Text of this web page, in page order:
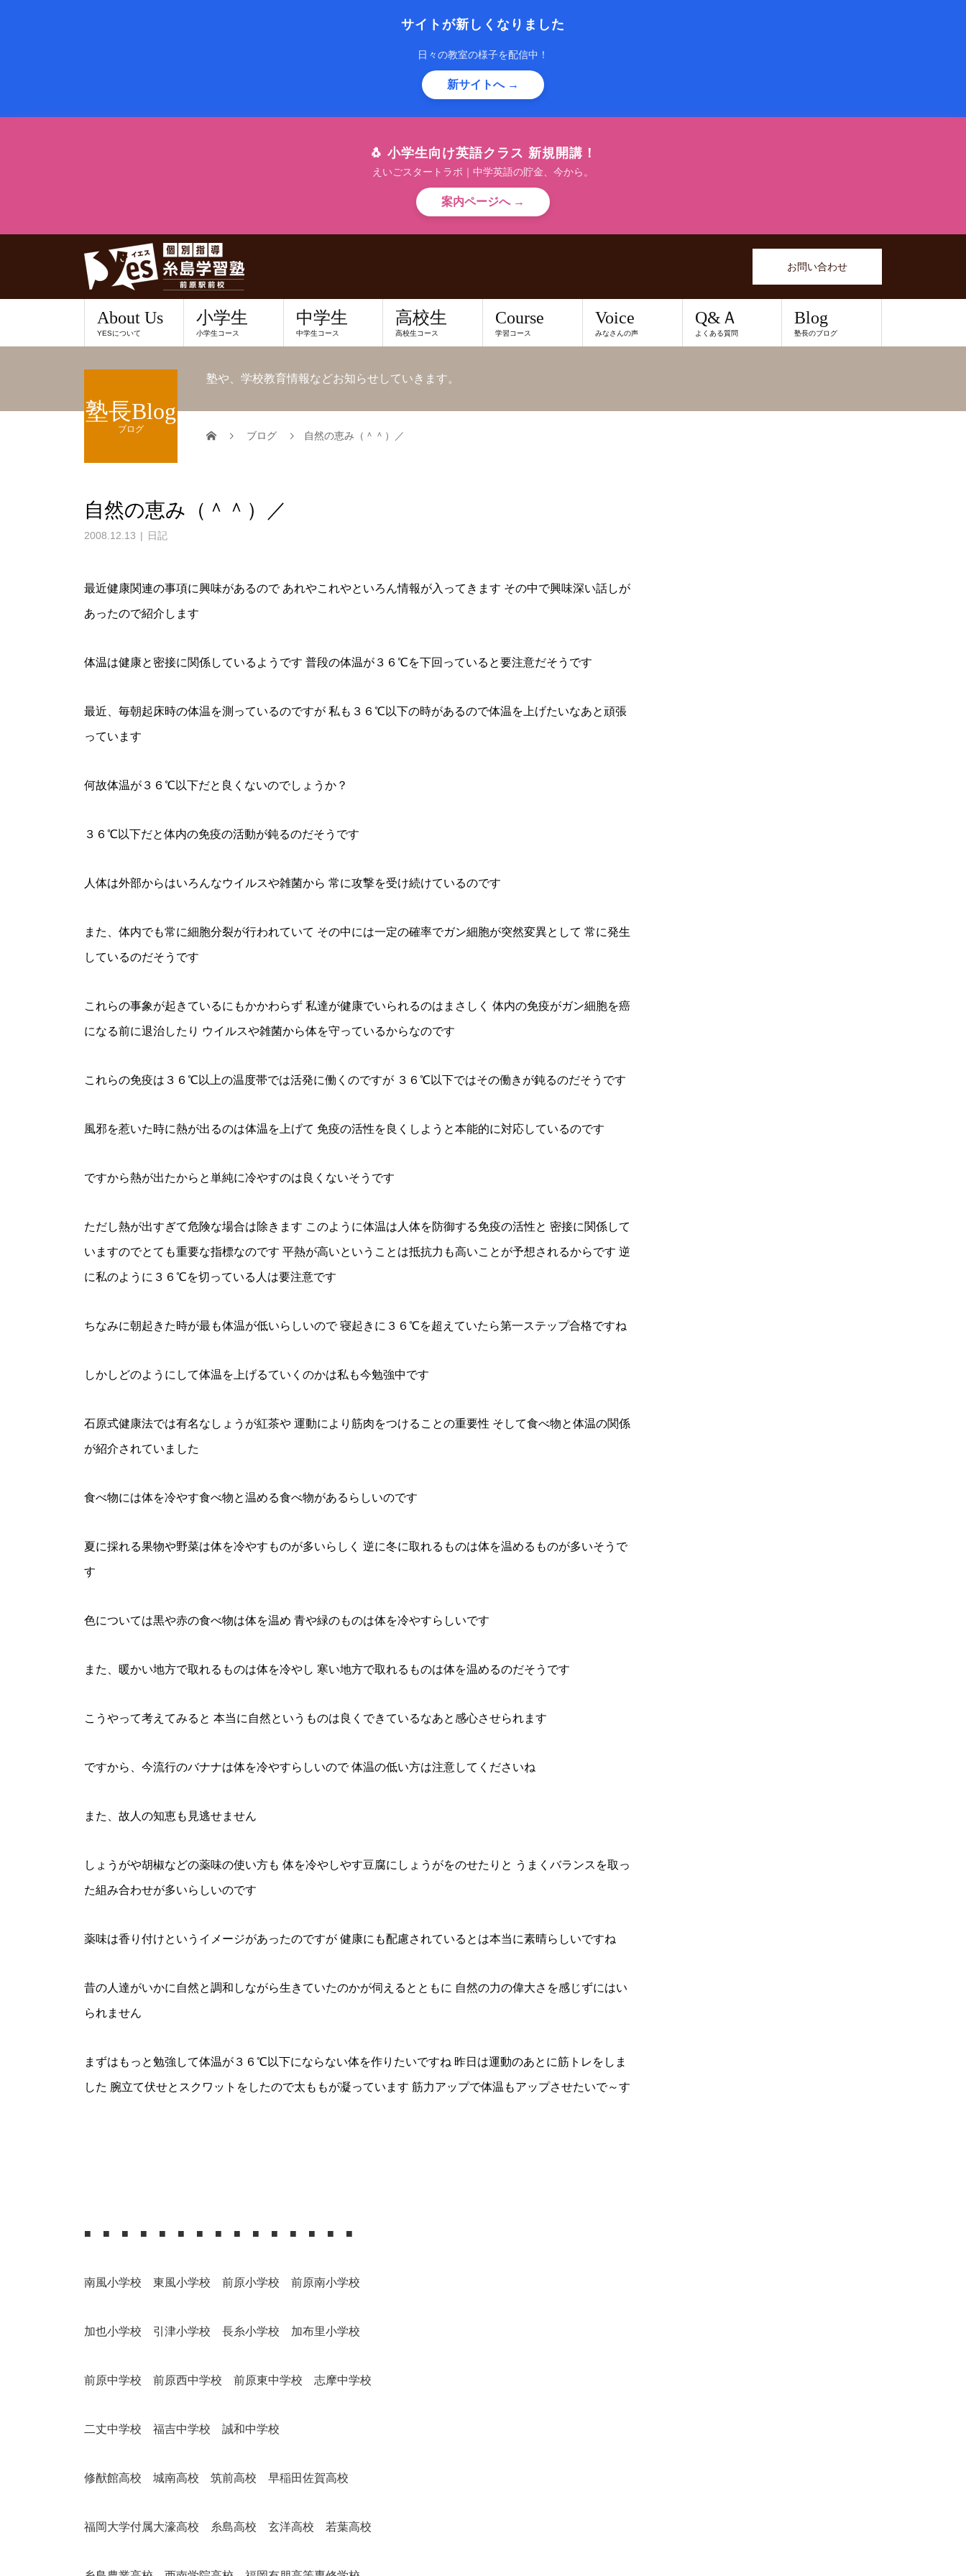
サイトが新しくなりました
日々の教室の様子を配信中！
新サイトへ →
🐧 小学生向け英語クラス 新規開講！
えいごスタートラボ｜中学英語の貯金、今から。
案内ページへ →
お問い合わせ
About Us
YESについて
小学生
小学生コース
中学生
中学生コース
高校生
高校生コース
Course
学習コース
Voice
みなさんの声
Q&Ａ
よくある質問
Blog
塾長のブログ
塾長Blog
ブログ
塾や、学校教育情報などお知らせしていきます。
ブログ 自然の恵み（＾＾）／
自然の恵み（＾＾）／
2008.12.13 日記
最近健康関連の事項に興味があるので あれやこれやといろん情報が入ってきます その中で興味深い話しが
あったので紹介します
体温は健康と密接に関係しているようです 普段の体温が３６℃を下回っていると要注意だそうです
最近、毎朝起床時の体温を測っているのですが 私も３６℃以下の時があるので体温を上げたいなあと頑張
っています
何故体温が３６℃以下だと良くないのでしょうか？
３６℃以下だと体内の免疫の活動が鈍るのだそうです
人体は外部からはいろんなウイルスや雑菌から 常に攻撃を受け続けているのです
また、体内でも常に細胞分裂が行われていて その中には一定の確率でガン細胞が突然変異として 常に発生
しているのだそうです
これらの事象が起きているにもかかわらず 私達が健康でいられるのはまさしく 体内の免疫がガン細胞を癌
になる前に退治したり ウイルスや雑菌から体を守っているからなのです
これらの免疫は３６℃以上の温度帯では活発に働くのですが ３６℃以下ではその働きが鈍るのだそうです
風邪を惹いた時に熱が出るのは体温を上げて 免疫の活性を良くしようと本能的に対応しているのです
ですから熱が出たからと単純に冷やすのは良くないそうです
ただし熱が出すぎて危険な場合は除きます このように体温は人体を防御する免疫の活性と 密接に関係して
いますのでとても重要な指標なのです 平熱が高いということは抵抗力も高いことが予想されるからです 逆
に私のように３６℃を切っている人は要注意です
ちなみに朝起きた時が最も体温が低いらしいので 寝起きに３６℃を超えていたら第一ステップ合格ですね
しかしどのようにして体温を上げるていくのかは私も今勉強中です
石原式健康法では有名なしょうが紅茶や 運動により筋肉をつけることの重要性 そして食べ物と体温の関係
が紹介されていました
食べ物には体を冷やす食べ物と温める食べ物があるらしいのです
夏に採れる果物や野菜は体を冷やすものが多いらしく 逆に冬に取れるものは体を温めるものが多いそうで
す
色については黒や赤の食べ物は体を温め 青や緑のものは体を冷やすらしいです
また、暖かい地方で取れるものは体を冷やし 寒い地方で取れるものは体を温めるのだそうです
こうやって考えてみると 本当に自然というものは良くできているなあと感心させられます
ですから、今流行のバナナは体を冷やすらしいので 体温の低い方は注意してくださいね
また、故人の知恵も見逃せません
しょうがや胡椒などの薬味の使い方も 体を冷やしやす豆腐にしょうがをのせたりと うまくバランスを取っ
た組み合わせが多いらしいのです
薬味は香り付けというイメージがあったのですが 健康にも配慮されているとは本当に素晴らしいですね
昔の人達がいかに自然と調和しながら生きていたのかが伺えるとともに 自然の力の偉大さを感じずにはい
られません
まずはもっと勉強して体温が３６℃以下にならない体を作りたいですね 昨日は運動のあとに筋トレをしま
した 腕立て伏せとスクワットをしたので太ももが凝っています 筋力アップで体温もアップさせたいで～す
■ ■ ■ ■ ■ ■ ■ ■ ■ ■ ■ ■ ■ ■ ■
南風小学校 東風小学校 前原小学校 前原南小学校
加也小学校 引津小学校 長糸小学校 加布里小学校
前原中学校 前原西中学校 前原東中学校 志摩中学校
二丈中学校 福吉中学校 誠和中学校
修猷館高校 城南高校 筑前高校 早稲田佐賀高校
福岡大学付属大濠高校 糸島高校 玄洋高校 若葉高校